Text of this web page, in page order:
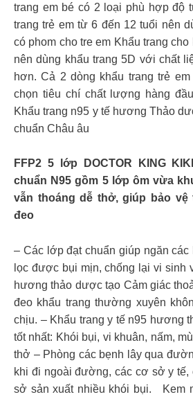
trang em bé có 2 loại phù hợp độ
trang trẻ em từ 6 đến 12 tuổi nên
có phom cho tre em Khẩu trang
nên dùng khẩu trang 5D với chất
hơn. Cả 2 dòng khẩu trang trẻ
chọn tiêu chí chất lượng hàng
Khẩu trang n95 y tế hương Thảo
chuẩn Châu âu
FFP2 5 lớp DOCTOR KING
chuẩn N95 gồm 5 lớp ôm vừa
vẫn thoáng dễ thở, giúp bảo
đeo
– Các lớp đạt chuẩn giúp ngăn các
lọc được bụi mịn, chống lại vi sinh
hương thảo dược tạo Cảm giác
đeo khẩu trang thường xuyên
chịu. – Khẩu trang y tế n95 hương
tốt nhất: Khói bụi, vi khuân, nấm,
thở – Phòng các bẹnh lây qua
khi đi ngoài đường, các cơ sở y tế,
sở sản xuất nhiều khói bụi. Kem